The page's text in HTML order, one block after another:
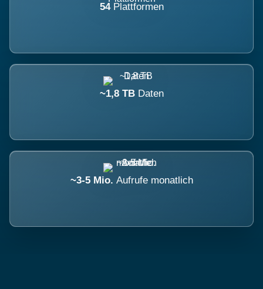
54 Plattformen
~1,8 TB Daten
~3-5 Mio. Aufrufe monatlich